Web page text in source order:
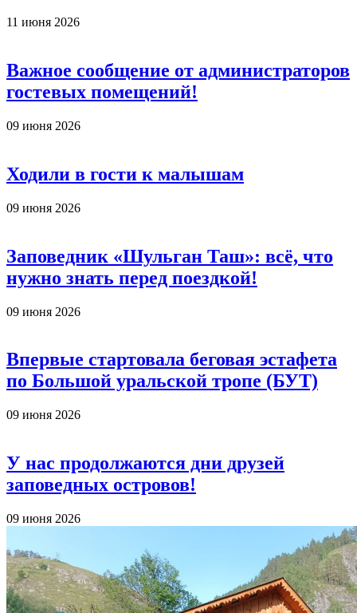
11 июня 2026
Важное сообщение от администраторов
гостевых помещений!
09 июня 2026
Ходили в гости к малышам
09 июня 2026
Заповедник «Шульган Таш»: всё, что
нужно знать перед поездкой!
09 июня 2026
Впервые стартовала беговая эстафета
по Большой уральской тропе (БУТ)
09 июня 2026
У нас продолжаются дни друзей
заповедных островов!
09 июня 2026